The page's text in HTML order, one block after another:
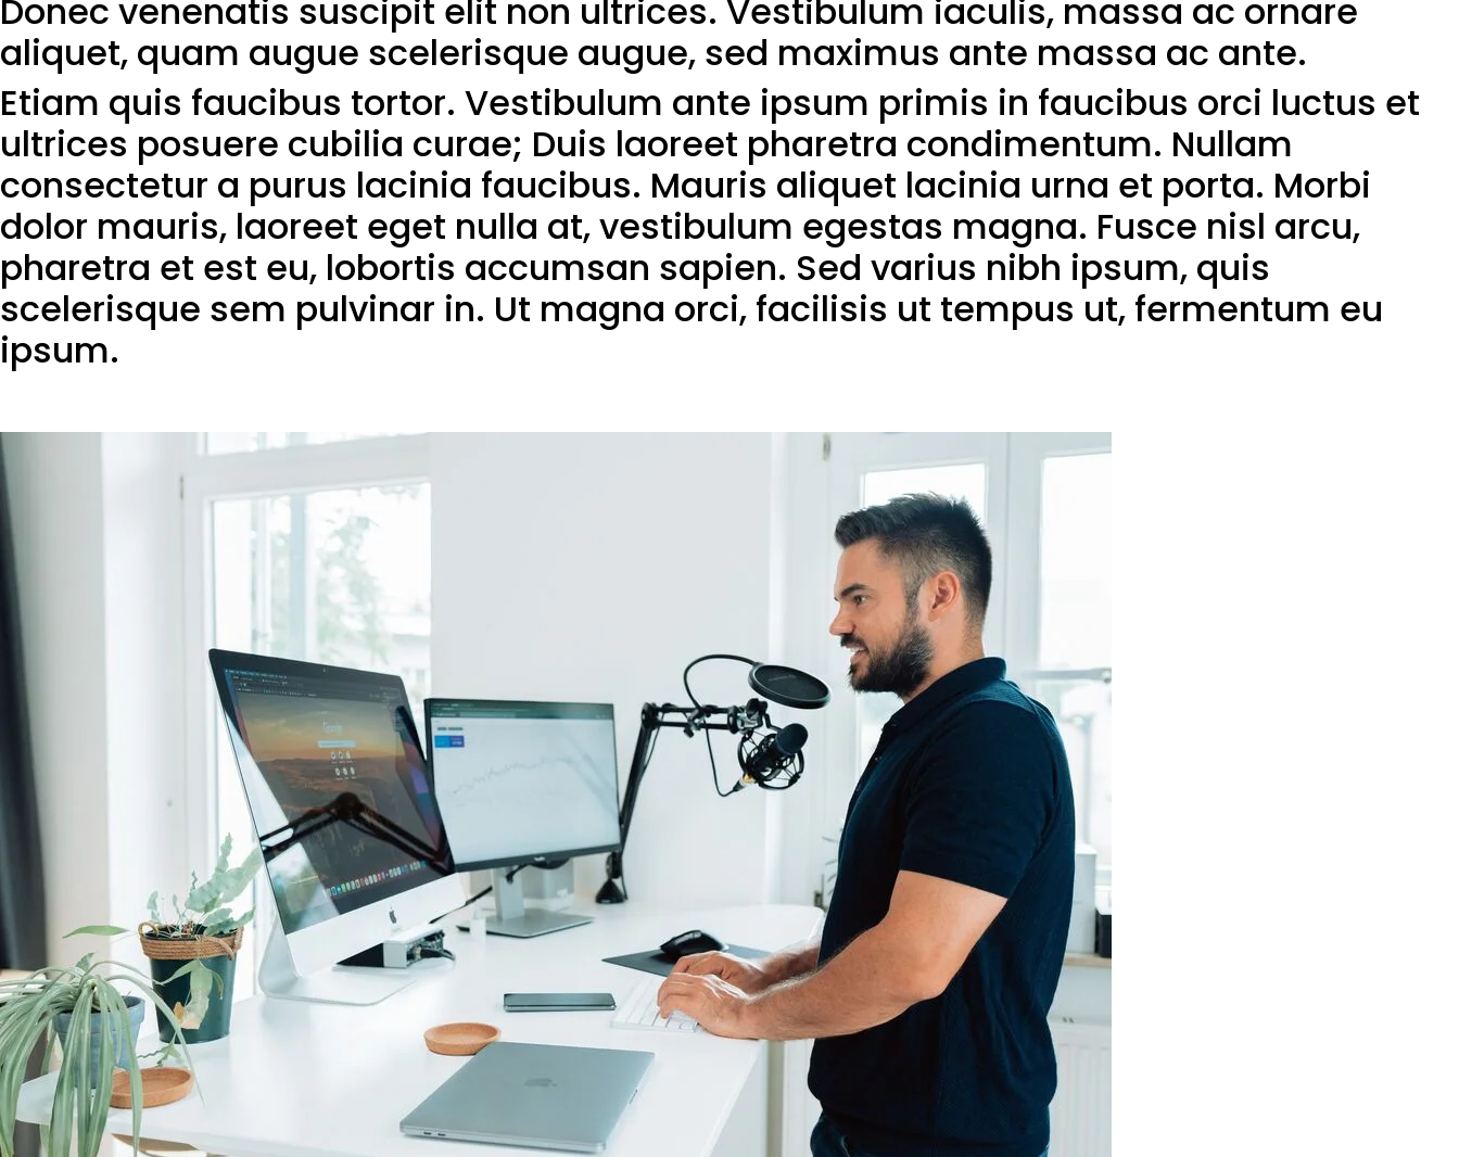
Donec venenatis suscipit elit non ultrices. Vestibulum iaculis, massa ac ornare
aliquet, quam augue scelerisque augue, sed maximus ante massa ac ante.
Etiam quis faucibus tortor. Vestibulum ante ipsum primis in faucibus orci luctus et
ultrices posuere cubilia curae; Duis laoreet pharetra condimentum. Nullam
consectetur a purus lacinia faucibus. Mauris aliquet lacinia urna et porta. Morbi
dolor mauris, laoreet eget nulla at, vestibulum egestas magna. Fusce nisl arcu,
pharetra et est eu, lobortis accumsan sapien. Sed varius nibh ipsum, quis
scelerisque sem pulvinar in. Ut magna orci, facilisis ut tempus ut, fermentum eu
ipsum.